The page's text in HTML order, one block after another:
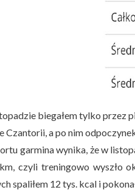
biegałem tylko przez
Czantorii, a po nim
garmina wynika, że w
czyli treningowo wyszło
spaliłem 12 tys. kcal i